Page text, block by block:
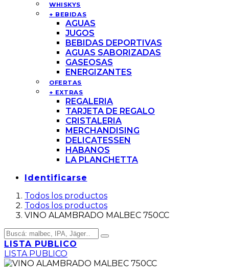
WHISKYS
+ BEBIDAS
AGUAS
JUGOS
BEBIDAS DEPORTIVAS
AGUAS SABORIZADAS
GASEOSAS
ENERGIZANTES
OFERTAS
+ EXTRAS
REGALERIA
TARJETA DE REGALO
CRISTALERIA
MERCHANDISING
DELICATESSEN
HABANOS
LA PLANCHETTA
Identificarse
Todos los productos
Todos los productos
VINO ALAMBRADO MALBEC 750CC
LISTA PUBLICO
LISTA PUBLICO